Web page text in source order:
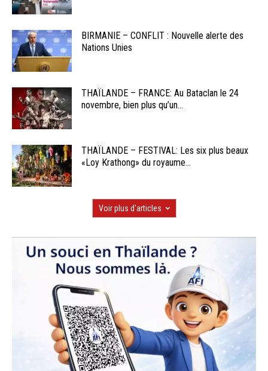
BIRMANIE – CONFLIT : Nouvelle alerte des
Nations Unies
THAÏLANDE – FRANCE: Au Bataclan le 24
novembre, bien plus qu’un...
THAÏLANDE – FESTIVAL: Les six plus beaux
«Loy Krathong» du royaume...
Voir plus d'articles